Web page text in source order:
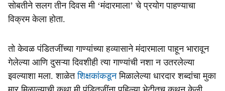
सोबतीने सलग तीन दिवस मी ‘मंदारमाला’ चे प्रयोग पाहण्याचा
विक्रम केला होता.
तो केवळ पंडितजींच्या गाण्यांच्या हव्यासाने मंदारमाला पाहून भारावून
गेलेल्या आणि दुसऱ्या दिवशीही त्या गाण्यांची नशा न उतरलेल्या
इवल्याशा मला. शाळेतशिक्षकांकडूनमिळालेल्या धारदार शब्दांचा मुका